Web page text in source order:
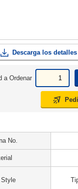
Descarga los
a Ordenar
No.
Style